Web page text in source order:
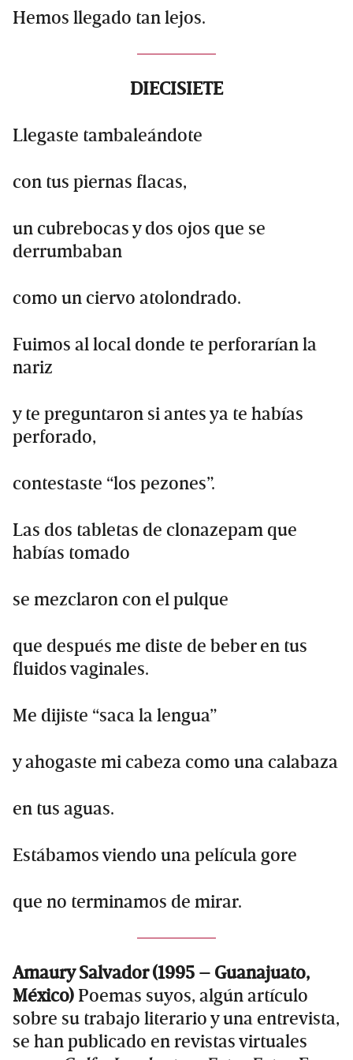
Hemos llegado tan lejos.
DIECISIETE
Llegaste tambaleándote
con tus piernas flacas,
un cubrebocas y dos ojos que se
derrumbaban
como un ciervo atolondrado.
Fuimos al local donde te perforarían la
nariz
y te preguntaron si antes ya te habías
perforado,
contestaste “los pezones”.
Las dos tabletas de clonazepam que
habías tomado
se mezclaron con el pulque
que después me diste de beber en tus
fluidos vaginales.
Me dijiste “saca la lengua”
y ahogaste mi cabeza como una calabaza
en tus aguas.
Estábamos viendo una película gore
que no terminamos de mirar.
Amaury Salvador (1995 – Guanajuato,
México) Poemas suyos, algún artículo
sobre su trabajo literario y una entrevista,
se han publicado en revistas virtuales